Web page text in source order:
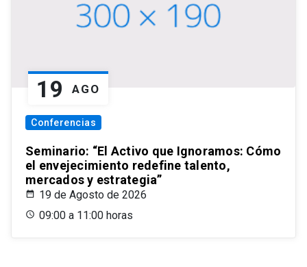
19 AGO
Conferencias
Seminario: “El Activo que Ignoramos: Cómo
el envejecimiento redefine talento,
mercados y estrategia”
19 de Agosto de 2026
09:00 a 11:00 horas